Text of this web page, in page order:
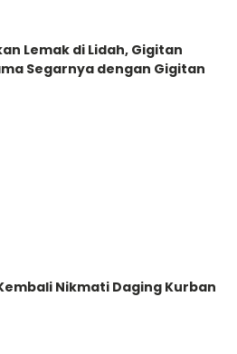
Lemak di Lidah, Gigitan
Segarnya dengan Gigitan
Nikmati Daging Kurban